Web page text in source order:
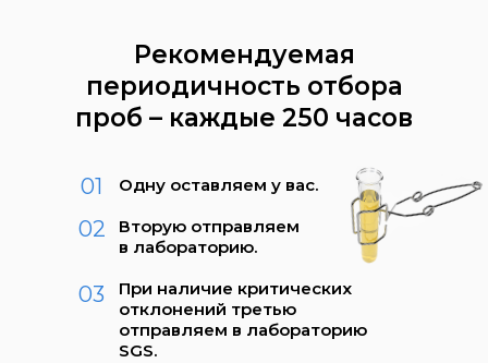
Рекомендуемая
периодичность отбора
проб – каждые 250 часов
Одну оставляем у вас.
Вторую отправляем
в лабораторию.
При наличие критических
отклонений третью
отправляем в лабораторию
SGS.
01
02
03